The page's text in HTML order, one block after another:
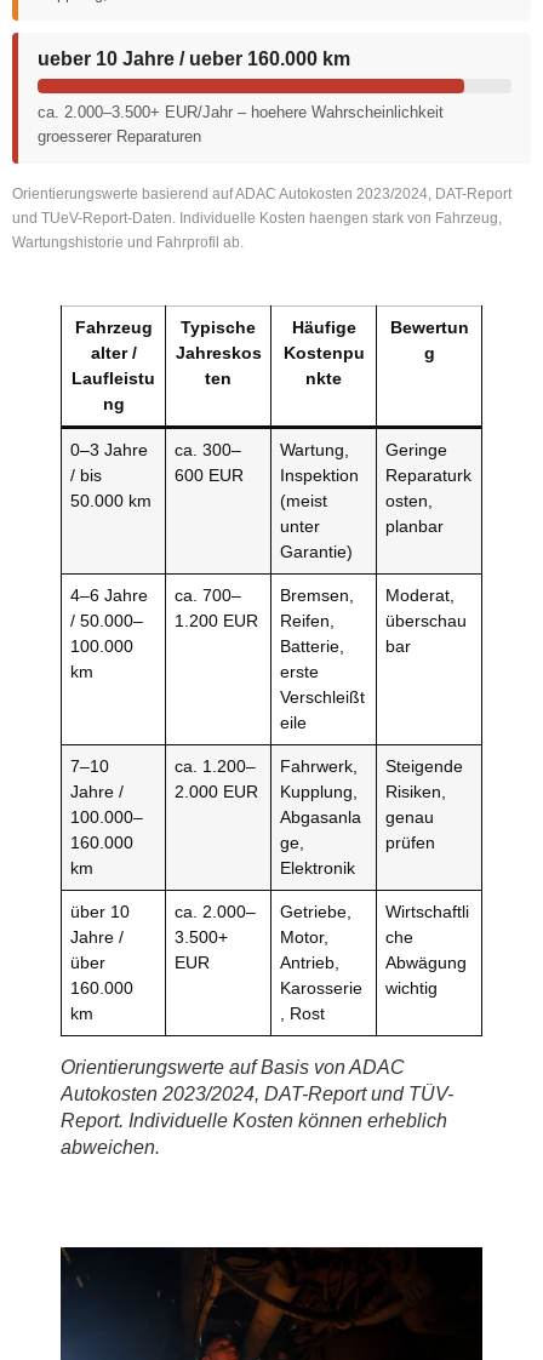
ueber 10 Jahre / ueber 160.000 km
ca. 2.000–3.500+ EUR/Jahr – hoehere Wahrscheinlichkeit
groesserer Reparaturen
Orientierungswerte basierend auf ADAC Autokosten 2023/2024, DAT-Report
und TUeV-Report-Daten. Individuelle Kosten haengen stark von Fahrzeug,
Wartungshistorie und Fahrprofil ab.
Fahrzeug
alter /
Laufleistu
ng
Typische
Jahreskos
ten
Häufige
Kostenpu
nkte
Bewertun
g
0–3 Jahre
/ bis
50.000 km
ca. 300–
600 EUR
Wartung,
Inspektion
(meist
unter
Garantie)
Geringe
Reparaturk
osten,
planbar
4–6 Jahre
/ 50.000–
100.000
km
ca. 700–
1.200 EUR
Bremsen,
Reifen,
Batterie,
erste
Verschleißt
eile
Moderat,
überschau
bar
7–10
Jahre /
100.000–
160.000
km
ca. 1.200–
2.000 EUR
Fahrwerk,
Kupplung,
Abgasanla
ge,
Elektronik
Steigende
Risiken,
genau
prüfen
über 10
Jahre /
über
160.000
km
ca. 2.000–
3.500+
EUR
Getriebe,
Motor,
Antrieb,
Karosserie
, Rost
Wirtschaftli
che
Abwägung
wichtig
Orientierungswerte auf Basis von ADAC
Autokosten 2023/2024, DAT-Report und TÜV-
Report. Individuelle Kosten können erheblich
abweichen.